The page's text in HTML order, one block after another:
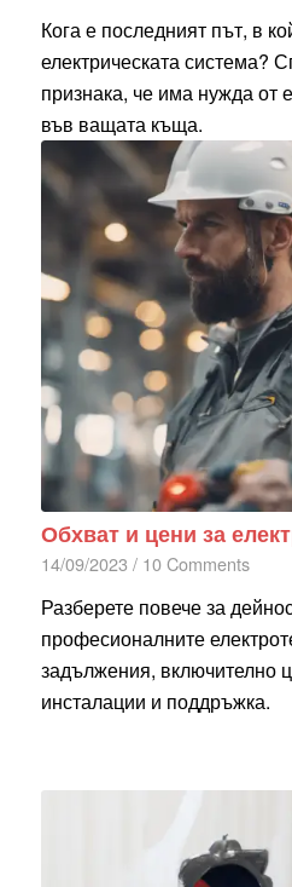
Кога е последният път, в
електрическата система?
признака, че има нужда от
във ващата къща.
Обхват и цени за
14/09/2023 / 10 Comments
Разберете повече за
професионалните
задължения, включително
инсталации и поддръжка.